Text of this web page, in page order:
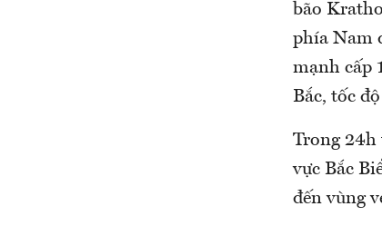
bão
phía Nam
mạnh cấp
Bắc, tốc
Trong 24h
vực Bắc
đến vùng